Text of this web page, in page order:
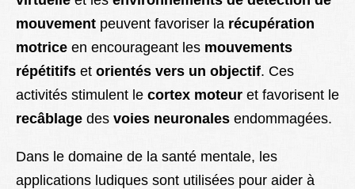
mouvement peuvent favoriser la récupération
motrice en encourageant les mouvements
répétitifs et orientés vers un objectif. Ces
activités stimulent le cortex moteur et favorisent le
recâblage des voies neuronales endommagées.
Dans le domaine de la santé mentale, les
applications ludiques sont utilisées pour aider à